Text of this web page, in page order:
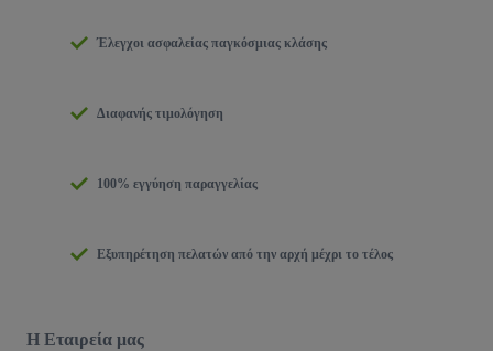
Έλεγχοι ασφαλείας παγκόσμιας κλάσης
Διαφανής τιμολόγηση
100% εγγύηση παραγγελίας
Εξυπηρέτηση πελατών από την αρχή μέχρι το τέλος
Η Εταιρεία μας